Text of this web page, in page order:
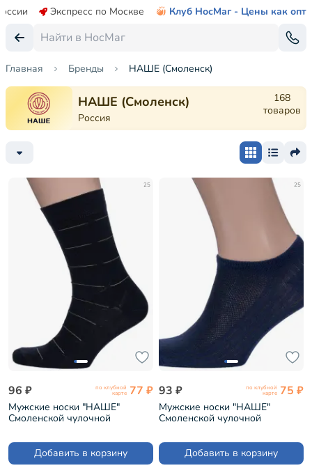
Экспресс по Москве Клуб НосМаг - Цены как опт
Главная Бренды НАШЕ (Смоленск)
НАШЕ (Смоленск)
Россия
168
товаров
25
96 ₽ по клубной
карте 77 ₽
Мужские носки "НАШЕ"
Смоленской чулочной
(4С58)
Добавить в корзину
25
93 ₽ по клубной
карте 75 ₽
Мужские носки "НАШЕ"
Смоленской чулочной
СИНИЕ №3-1 (522С1-1)
Добавить в корзину